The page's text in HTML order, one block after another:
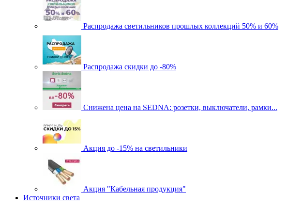
Распродажа светильников прошлых коллекций 50% и 60%
Распродажа скидки до -80%
Cнижена цена на SEDNA: розетки, выключатели, рамки...
Акция до -15% на светильники
Акция "Кабельная продукция"
Источники света